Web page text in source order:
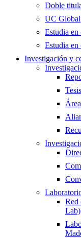
Doble
UC Global
Estudia en
Estudia en
Investigación y
Red
Lab)